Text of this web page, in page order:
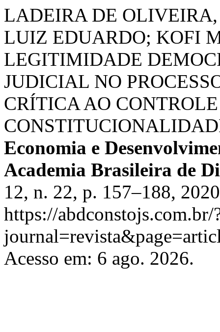
LADEIRA DE
LUIZ EDUARDO; KOFI
LEGITIMIDADE
JUDICIAL NO
CRÍTICA AO
Economia e
Academia Brasileira de
12, n. 22, p. 157–188,
https://abdconstojs.com.br/
Acesso em: 6 ago. 2026.